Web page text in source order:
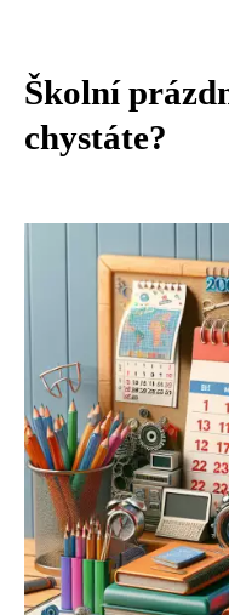
Školní
chystáte?